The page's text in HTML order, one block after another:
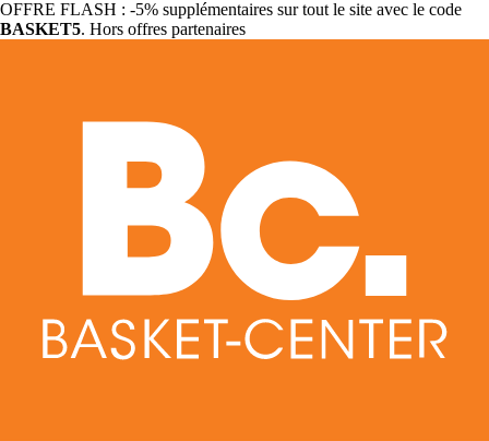
OFFRE FLASH : -5% supplémentaires sur tout le site avec le code
BASKET5. Hors offres partenaires